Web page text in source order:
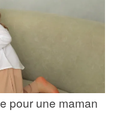
pour une maman